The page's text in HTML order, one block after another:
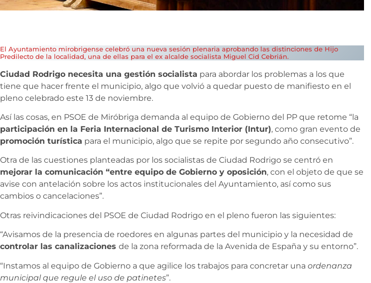
El Ayuntamiento mirobrigense celebró una nueva sesión plenaria aprobando las distinciones de Hijo
Predilecto de la localidad, una de ellas para el ex alcalde socialista Miguel Cid Cebrián.
Ciudad Rodrigo necesita una gestión socialista para abordar los problemas a los que
tiene que hacer frente el municipio, algo que volvió a quedar puesto de manifiesto en el
pleno celebrado este 13 de noviembre.
Así las cosas, en PSOE de Miróbriga demanda al equipo de Gobierno del PP que retome “la
participación en la Feria Internacional de Turismo Interior (Intur), como gran evento de
promoción turística para el municipio, algo que se repite por segundo año consecutivo”.
Otra de las cuestiones planteadas por los socialistas de Ciudad Rodrigo se centró en
mejorar la comunicación “entre equipo de Gobierno y oposición, con el objeto de que se
avise con antelación sobre los actos institucionales del Ayuntamiento, así como sus
cambios o cancelaciones”.
Otras reivindicaciones del PSOE de Ciudad Rodrigo en el pleno fueron las siguientes:
“Avisamos de la presencia de roedores en algunas partes del municipio y la necesidad de
controlar las canalizaciones de la zona reformada de la Avenida de España y su entorno”.
“Instamos al equipo de Gobierno a que agilice los trabajos para concretar una ordenanza
municipal que regule el uso de patinetes”.